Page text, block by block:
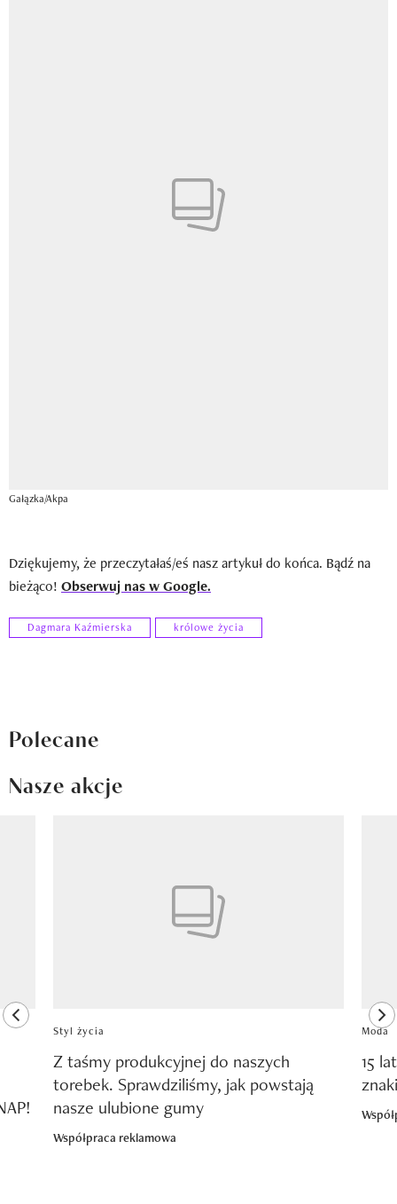
Gałązka/Akpa
Dziękujemy, że przeczytałaś/eś nasz artykuł do końca. Bądź na
bieżąco! Obserwuj nas w Google.
Dagmara Kaźmierska królowe życia
Polecane
Nasze akcje
previous element
Styl życia
Z taśmy produkcyjnej do naszych
torebek. Sprawdziliśmy, jak powstają
nasze ulubione gumy
Współpraca reklamowa
Moda
15